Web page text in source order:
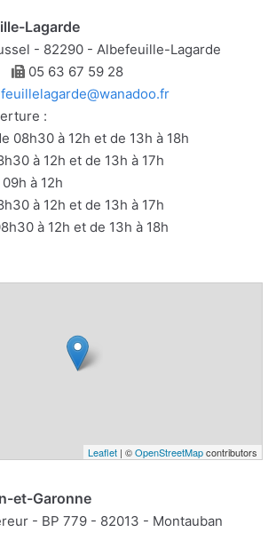
Lagarde
- 82290 - Albefeuille-Lagarde
Télécopie
05 63 67 59 28
:
08h30 à 12h et de 13h à 18h
à 12h et de 13h à 17h
à 12h
à 12h et de 13h à 17h
à 12h et de 13h à 18h
Leaflet | ©OpenStreetMapcontributors
et-Garonne
- BP 779 - 82013 - Montauban